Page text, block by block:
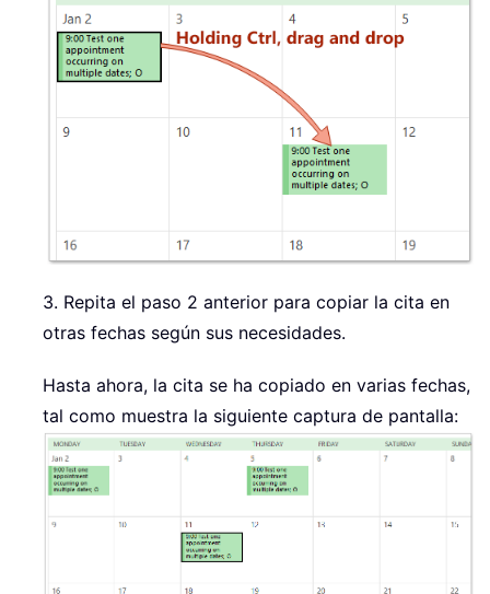
3. Repita el paso 2 anterior para copiar la cita en
otras fechas según sus necesidades.
Hasta ahora, la cita se ha copiado en varias fechas,
tal como muestra la siguiente captura de pantalla: